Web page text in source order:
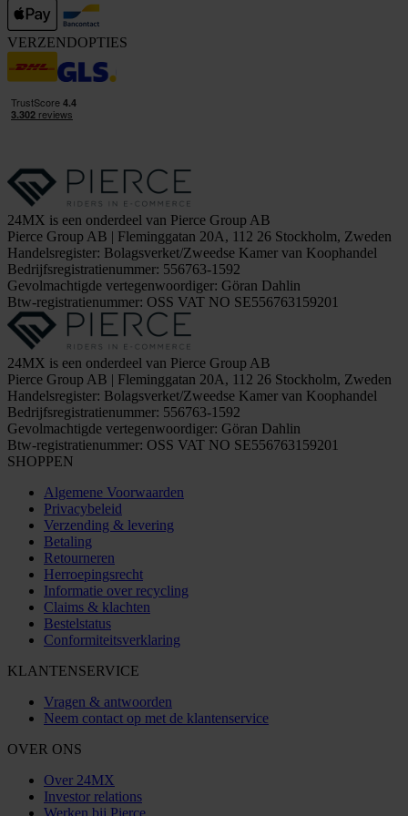
VERZENDOPTIES
24MX is een onderdeel van Pierce Group AB
Pierce Group AB | Fleminggatan 20A, 112 26 Stockholm, Zweden
Handelsregister: Bolagsverket/Zweedse Kamer van Koophandel
Bedrijfsregistratienummer: 556763-1592
Gevolmachtigde vertegenwoordiger: Göran Dahlin
Btw-registratienummer: OSS VAT NO SE556763159201
24MX is een onderdeel van Pierce Group AB
Pierce Group AB | Fleminggatan 20A, 112 26 Stockholm, Zweden
Handelsregister: Bolagsverket/Zweedse Kamer van Koophandel
Bedrijfsregistratienummer: 556763-1592
Gevolmachtigde vertegenwoordiger: Göran Dahlin
Btw-registratienummer: OSS VAT NO SE556763159201
SHOPPEN
Algemene Voorwaarden
Privacybeleid
Verzending & levering
Betaling
Retourneren
Herroepingsrecht
Informatie over recycling
Claims & klachten
Bestelstatus
Conformiteitsverklaring
KLANTENSERVICE
Vragen & antwoorden
Neem contact op met de klantenservice
OVER ONS
Over 24MX
Investor relations
Werken bij Pierce